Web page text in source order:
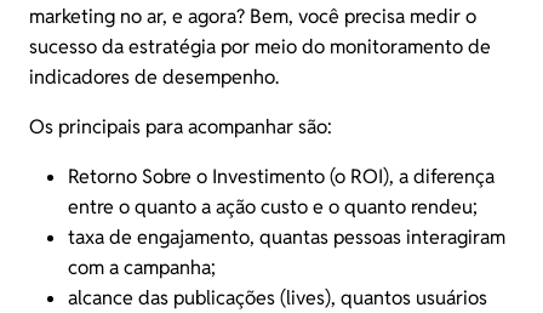
marketing no ar, e agora? Bem, você precisa medir o
sucesso da estratégia por meio do monitoramento de
indicadores de desempenho.
Os principais para acompanhar são:
Retorno Sobre o Investimento (o ROI), a diferença
entre o quanto a ação custo e o quanto rendeu;
taxa de engajamento, quantas pessoas interagiram
com a campanha;
alcance das publicações (lives), quantos usuários